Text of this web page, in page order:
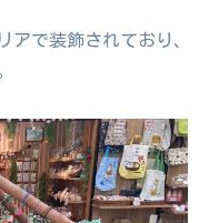
アで装飾されており、